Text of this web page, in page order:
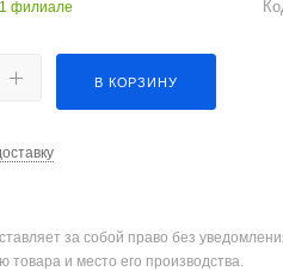
филиале
В КОРЗИНУ
за собой право без
товара и место его производства.